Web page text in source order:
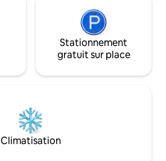
Stationnement
gratuit sur place
Climatisation